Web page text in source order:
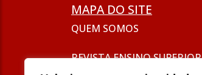
MAPA DO SITE
QUEM SOMOS
REVISTA ENSINO SUPERIOR